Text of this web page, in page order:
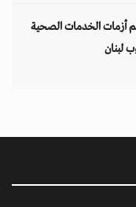
أزمات الخدمات الصحية
لبنان